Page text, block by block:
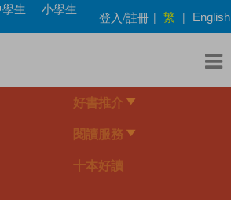
生
小學生
登入/註冊 | 繁 | English
好書推介
閱讀服務
十本好讀